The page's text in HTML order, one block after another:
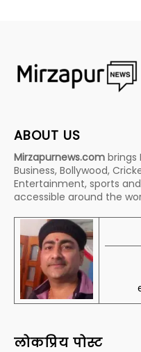
ABOUT US
Mirzapurnews.com brings
Business, Bollywood,
Entertainment, sports
accessible around the
लोकप्रिय पोस्ट